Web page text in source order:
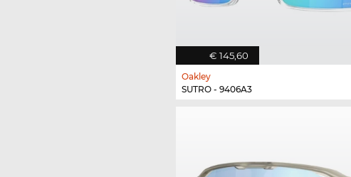
€ 145,60
Oakley
SUTRO - 9406A3